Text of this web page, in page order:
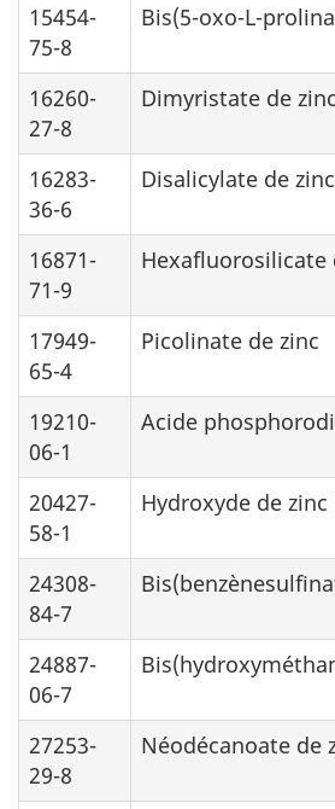
15454-
75-8
Bis(5-oxo-L-
16260-
27-8
Dimyristate de zinc
16283-
36-6
Disalicylate de zinc
16871-
71-9
Hexafluorosilicate
17949-
65-4
Picolinate de zinc
19210-
06-1
Acide
20427-
58-1
Hydroxyde de zinc
24308-
84-7
24887-
06-7
27253-
29-8
Néodécanoate de